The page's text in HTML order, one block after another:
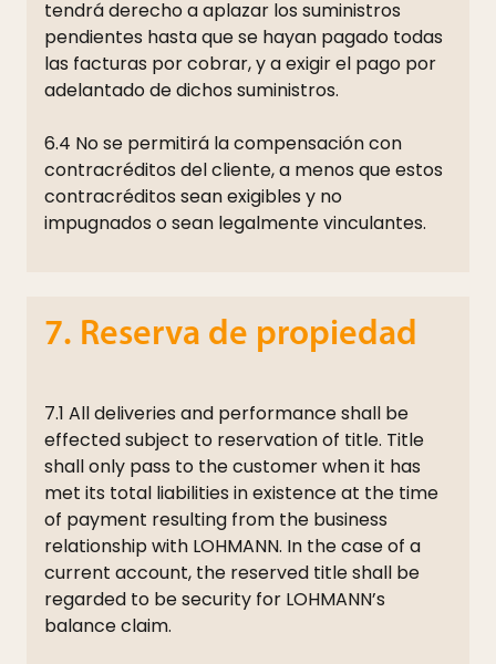
tendrá derecho a aplazar los suministros
pendientes hasta que se hayan pagado todas
las facturas por cobrar, y a exigir el pago por
adelantado de dichos suministros.
6.4 No se permitirá la compensación con
contracréditos del cliente, a menos que estos
contracréditos sean exigibles y no
impugnados o sean legalmente vinculantes.
7. Reserva de propiedad
7.1 All deliveries and performance shall be
effected subject to reservation of title. Title
shall only pass to the customer when it has
met its total liabilities in existence at the time
of payment resulting from the business
relationship with LOHMANN. In the case of a
current account, the reserved title shall be
regarded to be security for LOHMANN’s
balance claim.